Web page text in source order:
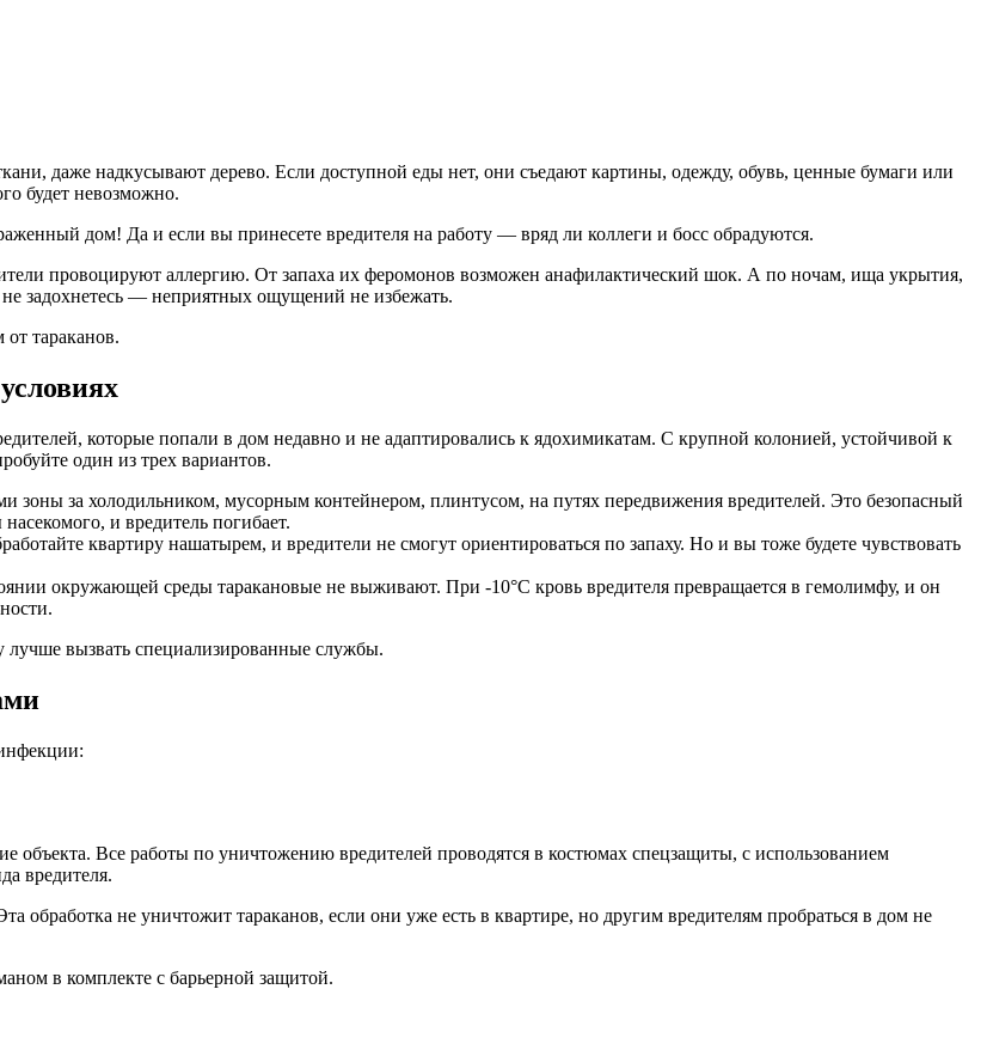
даже надкусывают дерево. Если доступной еды нет, они съедают картины, одежду, обувь, ценные бумаги или
будет невозможно.
дом! Да и если вы принесете вредителя на работу — вряд ли коллеги и босс обрадуются.
провоцируют аллергию. От запаха их феромонов возможен анафилактический шок. А по ночам, ища укрытия,
задохнетесь — неприятных ощущений не избежать.
тараканов.
которые попали в дом недавно и не адаптировались к ядохимикатам. С крупной колонией, устойчивой к
один из трех вариантов.
зоны за холодильником, мусорным контейнером, плинтусом, на путях передвижения вредителей. Это безопасный
и вредитель погибает.
квартиру нашатырем, и вредители не смогут ориентироваться по запаху. Но и вы тоже будете чувствовать
окружающей среды таракановые не выживают. При -10°C кровь вредителя превращается в гемолимфу, и он
лучше вызвать специализированные службы.
объекта. Все работы по уничтожению вредителей проводятся в костюмах спецзащиты, с использованием
вредителя.
обработка не уничтожит тараканов, если они уже есть в квартире, но другим вредителям пробраться в дом не
в комплекте с барьерной защитой.